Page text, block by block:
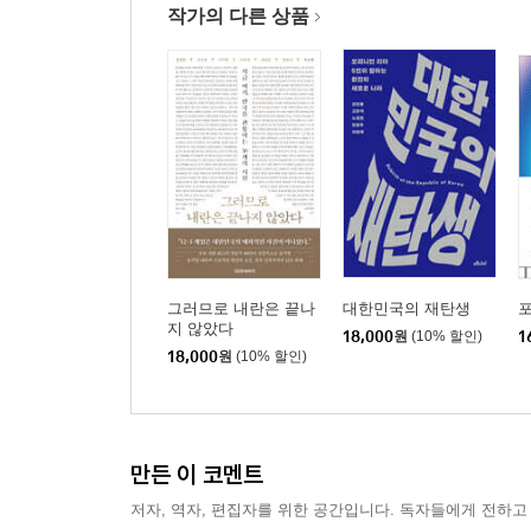
작가의 다른 상품
그러므로 내란은 끝나
지 않았다
18,000원 (10% 할인)
대한민국의 재탄생
18,000원 (10% 할인)
만든 이 코멘트
저자, 역자, 편집자를 위한 공간입니다. 독자들에게 전하